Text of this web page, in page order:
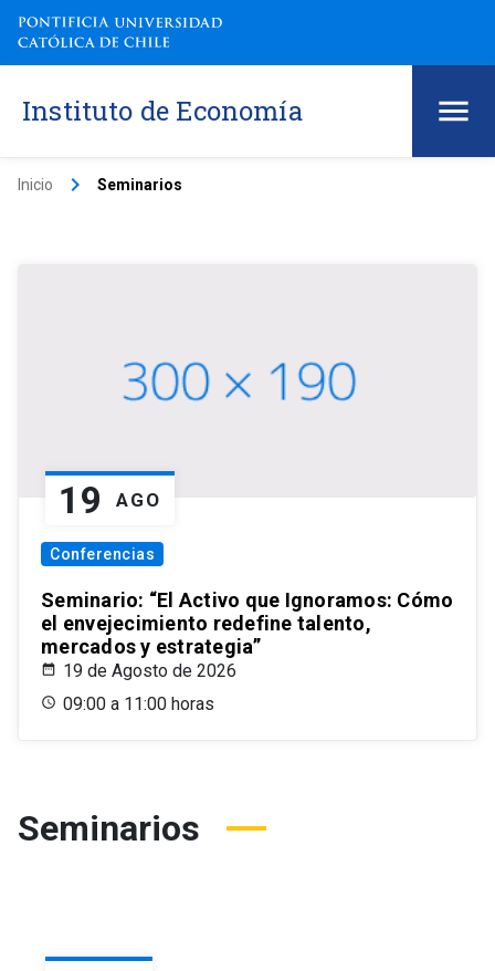
Instituto de Economía
Inicio keyboard_arrow_right Seminarios
19 AGO
Conferencias
Seminario: “El Activo que Ignoramos: Cómo
el envejecimiento redefine talento,
mercados y estrategia”
19 de Agosto de 2026
09:00 a 11:00 horas
Seminarios